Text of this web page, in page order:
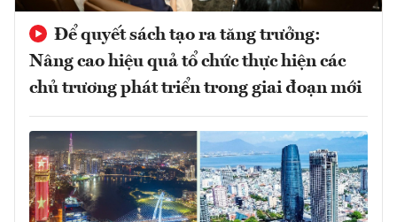
Để quyết sách tạo ra tăng trưởng:
Nâng cao hiệu quả tổ chức thực hiện các
chủ trương phát triển trong giai đoạn mới